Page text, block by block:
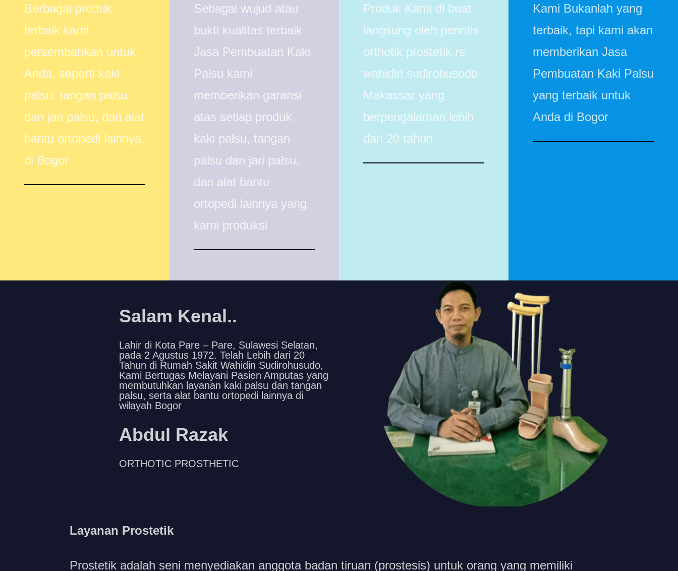
Berbagai produk
terbaik kami
persembahkan untuk
Anda, seperti kaki
palsu, tangan palsu
dan jari palsu, dan alat
bantu ortopedi lainnya
di Bogor
Sebagai wujud atau
bukti kualitas terbaik
Jasa Pembuatan Kaki
Palsu kami
memberikan garansi
atas setiap produk
kaki palsu, tangan
palsu dan jari palsu,
dan alat bantu
ortopedi lainnya yang
kami produksi
Produk Kami di buat
langsung oleh perintis
orthotik prostetik rs
wahidin sudirohusodo
Makassar yang
berpengalaman lebih
dari 20 tahun
Kami Bukanlah yang
terbaik, tapi kami akan
memberikan Jasa
Pembuatan Kaki Palsu
yang terbaik untuk
Anda di Bogor
Salam Kenal..
Lahir di Kota Pare – Pare, Sulawesi Selatan,
pada 2 Agustus 1972. Telah Lebih dari 20
Tahun di Rumah Sakit Wahidin Sudirohusudo,
Kami Bertugas Melayani Pasien Amputas yang
membutuhkan layanan kaki palsu dan tangan
palsu, serta alat bantu ortopedi lainnya di
wilayah Bogor
Abdul Razak
ORTHOTIC PROSTHETIC
Layanan Prostetik
Prostetik adalah seni menyediakan anggota badan tiruan (prostesis) untuk orang yang memiliki